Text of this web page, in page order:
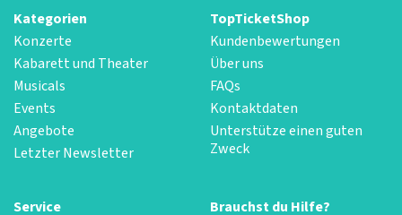
Kategorien
Konzerte
Kabarett und Theater
Musicals
Events
Angebote
Letzter Newsletter
TopTicketShop
Kundenbewertungen
Über uns
FAQs
Kontaktdaten
Unterstütze einen guten
Zweck
Service
Brauchst du Hilfe?